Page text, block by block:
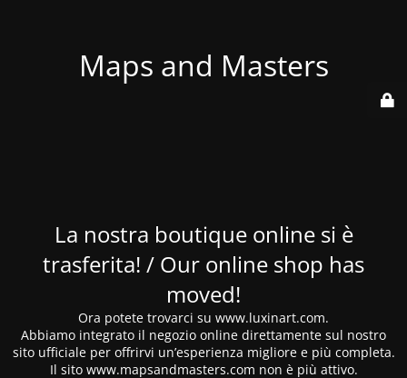
Maps and Masters
La nostra boutique online si è
trasferita! / Our online shop has
moved!
Ora potete trovarci su www.luxinart.com.
Abbiamo integrato il negozio online direttamente sul nostro
sito ufficiale per offrirvi un’esperienza migliore e più completa.
Il sito www.mapsandmasters.com non è più attivo.